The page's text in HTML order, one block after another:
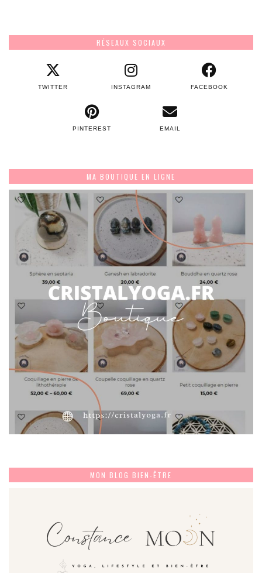
RÉSEAUX SOCIAUX
TWITTER INSTAGRAM FACEBOOK
PINTEREST EMAIL
MA BOUTIQUE EN LIGNE
MON BLOG BIEN-ÊTRE